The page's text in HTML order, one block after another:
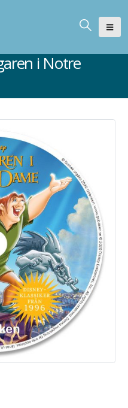
i Notre